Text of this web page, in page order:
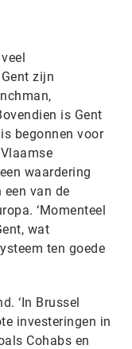
zijn
is Gent
begonnen voor
waardering
van de
‘Momenteel
wat
ten goede
‘In Brussel
investeringen in
Cohabs en